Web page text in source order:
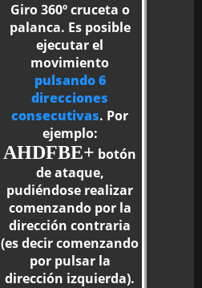
Giro 360º cruceta o
palanca. Es posible
ejecutar el
movimiento
pulsando 6
direcciones
consecutivas. Por
ejemplo:
AHDFBE+ botón
de ataque,
pudiéndose realizar
comenzando por la
dirección contraria
(es decir comenzando
por pulsar la
dirección izquierda).